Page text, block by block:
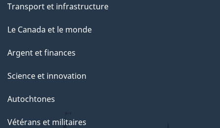
Transport et infrastructure
Le Canada et le monde
Argent et finances
Science et innovation
Autochtones
Vétérans et militaires